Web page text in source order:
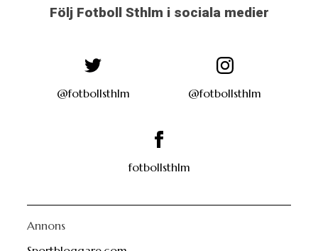
Följ Fotboll Sthlm i sociala medier
@fotbollsthlm @fotbollsthlm
fotbollsthlm
Annons